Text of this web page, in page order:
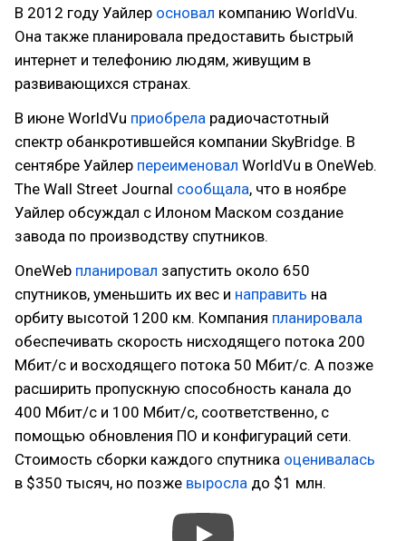
В 2012 году Уайлер основал компанию WorldVu.
Она также планировала предоставить быстрый
интернет и телефонию людям, живущим в
развивающихся странах.
В июне WorldVu приобрела радиочастотный
спектр обанкротившейся компании SkyBridge. В
сентябре Уайлер переименовал WorldVu в OneWeb.
The Wall Street Journal сообщала, что в ноябре
Уайлер обсуждал с Илоном Маском создание
завода по производству спутников.
OneWeb планировал запустить около 650
спутников, уменьшить их вес и направить на
орбиту высотой 1200 км. Компания планировала
обеспечивать скорость нисходящего потока 200
Мбит/с и восходящего потока 50 Мбит/с. А позже
расширить пропускную способность канала до
400 Мбит/с и 100 Мбит/с, соответственно, с
помощью обновления ПО и конфигураций сети.
Стоимость сборки каждого спутника оценивалась
в $350 тысяч, но позже выросла до $1 млн.